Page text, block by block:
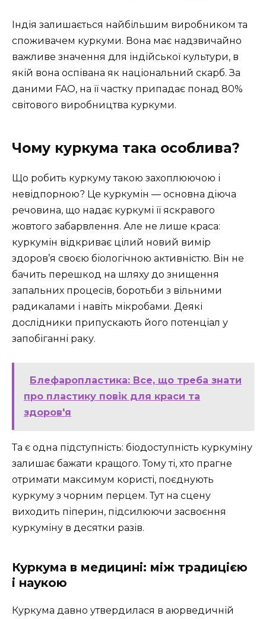
Індія залишається найбільшим виробником та
споживачем куркуми. Вона має надзвичайно
важливе значення для індійської культури, в
якій вона оспівана як національний скарб. За
даними FAO, на її частку припадає понад 80%
світового виробництва куркуми.
Чому куркума така особлива?
Що робить куркуму такою захоплюючою і
невідпорною? Це куркумін — основна діюча
речовина, що надає куркумі її яскравого
жовтого забарвлення. Але не лише краса:
куркумін відкриває цілий новий вимір
здоров’я своєю біологічною активністю. Він не
бачить перешкод на шляху до знищення
запальних процесів, боротьби з вільними
радикалами і навіть мікробами. Деякі
дослідники припускають його потенціал у
запобіганні раку.
Блефаропластика: Все, що треба знати
про пластику повік для краси та
здоров'я
Та є одна підступність: біодоступність куркуміну
залишає бажати кращого. Тому ті, хто прагне
отримати максимум користі, поєднують
куркуму з чорним перцем. Тут на сцену
виходить піперин, підсилюючи засвоєння
куркуміну в десятки разів.
Куркума в медицині: між традицією
і наукою
Куркума давно утвердилася в аюрведичній